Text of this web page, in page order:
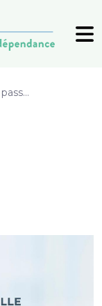
Événements passés (archive)